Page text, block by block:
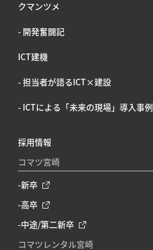
クマンツメ
- 開発奮闘記
ICT建機
- 担当者が語るICT×建設
- ICTによる「未来の現場」導入事例
採用情報
コマツ宮崎
-新卒
-高卒
-中途/第二新卒
コマツレンタル宮崎